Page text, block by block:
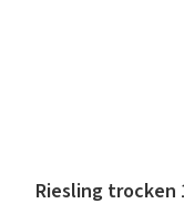
Riesling trocken